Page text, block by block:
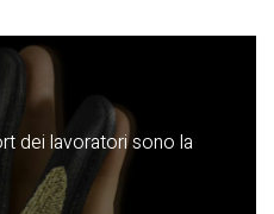
dei lavoratori sono la